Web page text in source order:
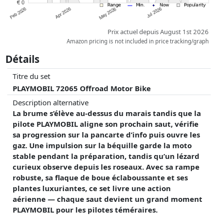
Prix actuel depuis August 1st 2026
Amazon pricing is not included in price tracking/graph
Détails
Titre du set
PLAYMOBIL 72065 Offroad Motor Bike
Description alternative
La brume s’élève au-dessus du marais tandis que la
pilote PLAYMOBIL aligne son prochain saut, vérifie
sa progression sur la pancarte d’info puis ouvre les
gaz. Une impulsion sur la béquille garde la moto
stable pendant la préparation, tandis qu’un lézard
curieux observe depuis les roseaux. Avec sa rampe
robuste, sa flaque de boue éclaboussante et ses
plantes luxuriantes, ce set livre une action
aérienne — chaque saut devient un grand moment
PLAYMOBIL pour les pilotes téméraires.